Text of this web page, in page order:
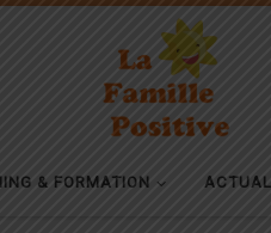
& FORMATION